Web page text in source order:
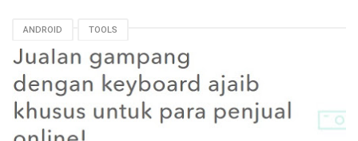
ANDROID TOOLS